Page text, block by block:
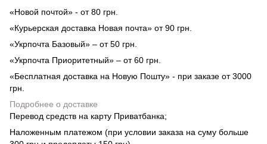
«Новой почтой» - от 80 грн.
«Курьерская доставка Новая почта» от 90 грн.
«Укрпочта Базовый» – от 50 грн.
«Укрпочта Приоритетный» – от 60 грн.
«Бесплатная доставка на Новую Пошту» - при заказе от 3000
грн.
Подробнее о доставке
Перевод средств на карту Приватбанка;
Наложенным платежом (при условии заказа на суму больше